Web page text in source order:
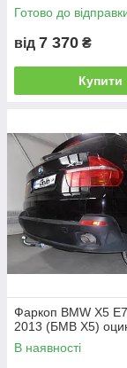
Причіпні
механізмом
зусиль і
є такий
Готово до
від 7 370 ₴
Купити
Фаркоп BMW X5
2013 (БМВ Х5)
В наявності